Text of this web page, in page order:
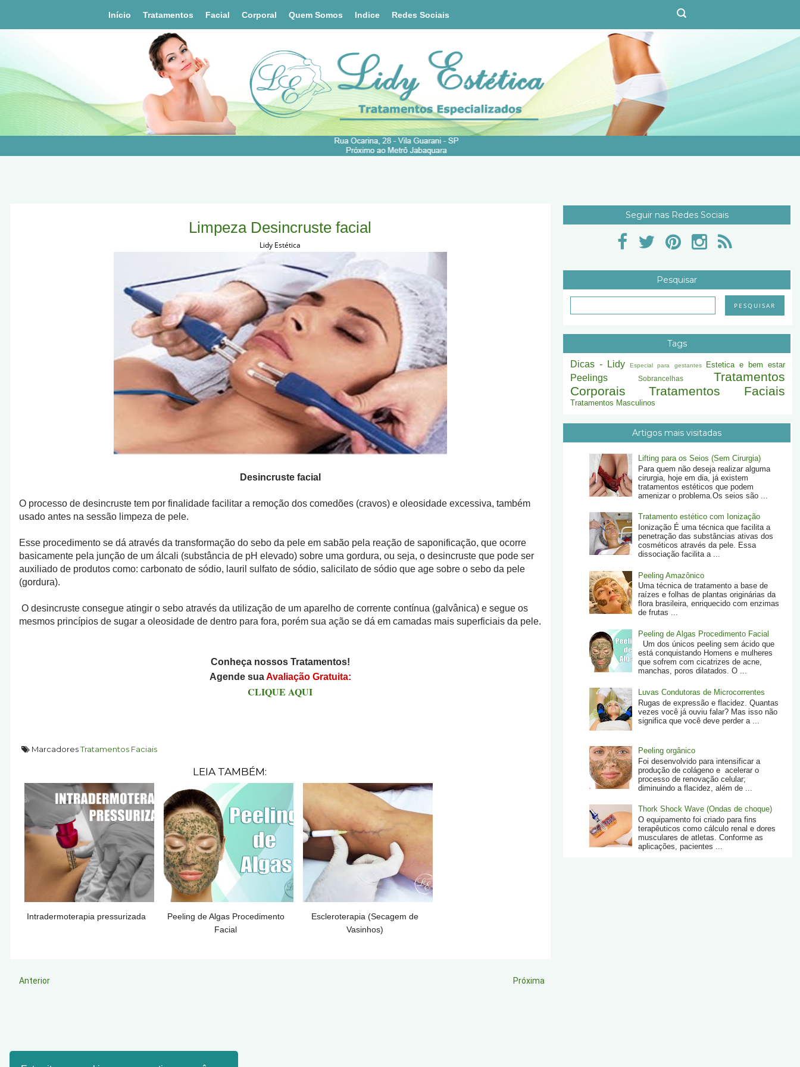
Início Tratamentos Facial Corporal Quem Somos Indice Redes Sociais
Limpeza Desincruste facial
Lidy Estética
Desincruste facial
O processo de desincruste tem por finalidade facilitar a remoção dos comedões (cravos) e oleosidade excessiva, também
usado antes na sessão limpeza de pele.
Esse procedimento se dá através da transformação do sebo da pele em sabão pela reação de saponificação, que ocorre
basicamente pela junção de um álcali (substância de pH elevado) sobre uma gordura, ou seja, o desincruste que pode ser
auxiliado de produtos como: carbonato de sódio, lauril sulfato de sódio, salicilato de sódio que age sobre o sebo da pele
(gordura).
O desincruste consegue atingir o sebo através da utilização de um aparelho de corrente contínua (galvânica) e segue os
mesmos princípios de sugar a oleosidade de dentro para fora, porém sua ação se dá em camadas mais superficiais da pele.
Conheça nossos Tratamentos!
Agende suaAvaliação Gratuita:
CLIQUE AQUI
MarcadoresTratamentos Faciais
LEIA TAMBÉM:
Intradermoterapia pressurizada
Peeling de Algas Procedimento
Facial
Escleroterapia (Secagem de
Vasinhos)
Anterior Próxima
Seguir nas Redes Sociais
Pesquisar
Tags
Dicas - Lidy Especial para gestantes Estetica e bem estar
Peelings Sobrancelhas
Tratamentos
Corporais
Tratamentos Faciais
Tratamentos Masculinos
Artigos mais visitadas
Lifting para os Seios (Sem Cirurgia)
Para quem não deseja realizar alguma
cirurgia, hoje em dia, já existem
tratamentos estéticos que podem
amenizar o problema.Os seios são ...
Tratamento estético com Ionização
Ionização É uma técnica que facilita a
penetração das substâncias ativas dos
cosméticos através da pele. Essa
dissociação facilita a ...
Peeling Amazônico
Uma técnica de tratamento a base de
raízes e folhas de plantas originárias da
flora brasileira, enriquecido com enzimas
de frutas ...
Peeling de Algas Procedimento Facial
Um dos únicos peeling sem ácido que
está conquistando Homens e mulheres
que sofrem com cicatrizes de acne,
manchas, poros dilatados. O ...
Luvas Condutoras de Microcorrentes
Rugas de expressão e flacidez. Quantas
vezes você já ouviu falar? Mas isso não
significa que você deve perder a ...
Peeling orgânico
Foi desenvolvido para intensificar a
produção de colágeno e acelerar o
processo de renovação celular;
diminuindo a flacidez, além de ...
Thork Shock Wave (Ondas de choque)
O equipamento foi criado para fins
terapêuticos como cálculo renal e dores
musculares de atletas. Conforme as
aplicações, pacientes ...